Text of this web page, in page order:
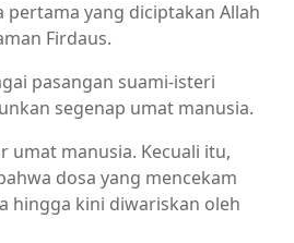
pertama yang diciptakan Allah
Firdaus.
pasangan suami-isteri
segenap umat manusia.
umat manusia. Kecuali itu,
dosa yang mencekam
hingga kini diwariskan oleh